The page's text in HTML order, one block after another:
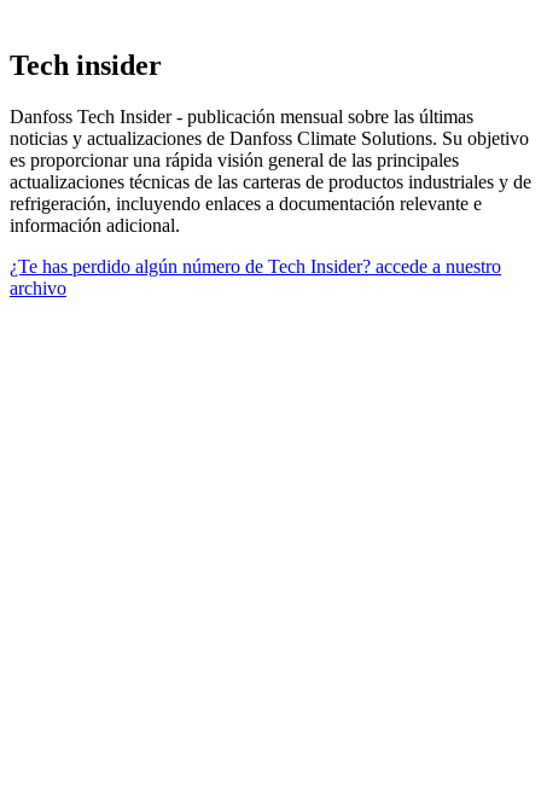
Tech insider
Danfoss Tech Insider - publicación mensual sobre las últimas
noticias y actualizaciones de Danfoss Climate Solutions. Su objetivo
es proporcionar una rápida visión general de las principales
actualizaciones técnicas de las carteras de productos industriales y de
refrigeración, incluyendo enlaces a documentación relevante e
información adicional.
¿Te has perdido algún número de Tech Insider? accede a nuestro
archivo